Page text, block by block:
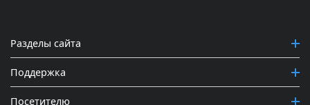
Разделы сайта
Поддержка
Посетителю